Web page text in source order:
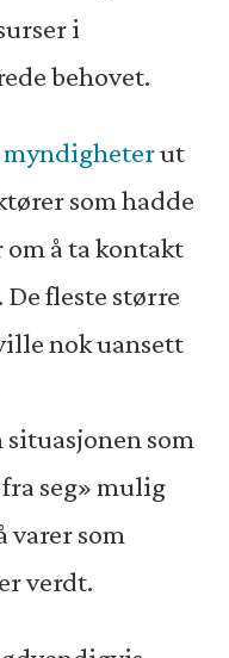
i
behovet.
myndigheterut
som hadde
å ta kontakt
fleste større
nok uansett
som
seg» mulig
varer som
verdt.